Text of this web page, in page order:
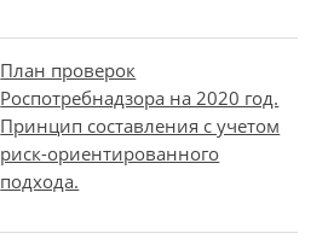
План проверок
Роспотребнадзора на 2020 год.
Принцип составления с учетом
риск-ориентированного
подхода.